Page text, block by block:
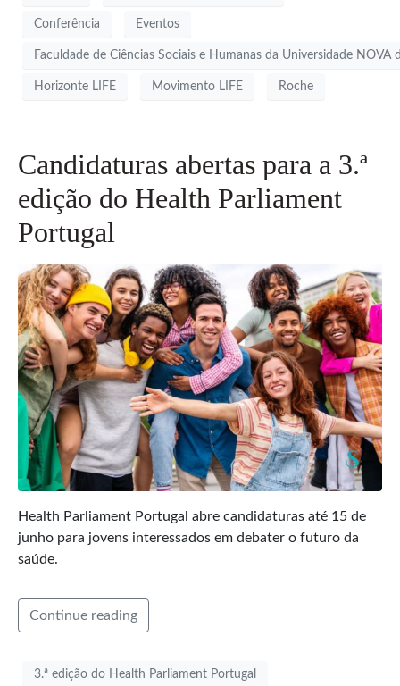
Conferência Eventos
Faculdade de Ciências Sociais e Humanas da Universidade NOVA
Horizonte LIFE Movimento LIFE Roche
Candidaturas abertas para a 3.ª
edição do Health Parliament
Portugal
Health Parliament Portugal abre candidaturas até 15 de
junho para jovens interessados em debater o futuro da
saúde.
Continue reading
3.ª edição do Health Parliament Portugal